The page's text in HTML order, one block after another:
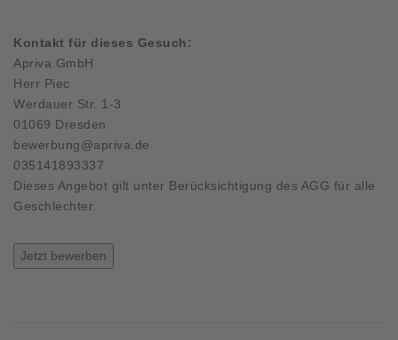
Kontakt für dieses Gesuch:
Apriva GmbH
Herr Piec
Werdauer Str. 1-3
01069 Dresden
bewerbung@apriva.de
035141893337
Dieses Angebot gilt unter Berücksichtigung des AGG für alle
Geschlechter.
Jetzt bewerben